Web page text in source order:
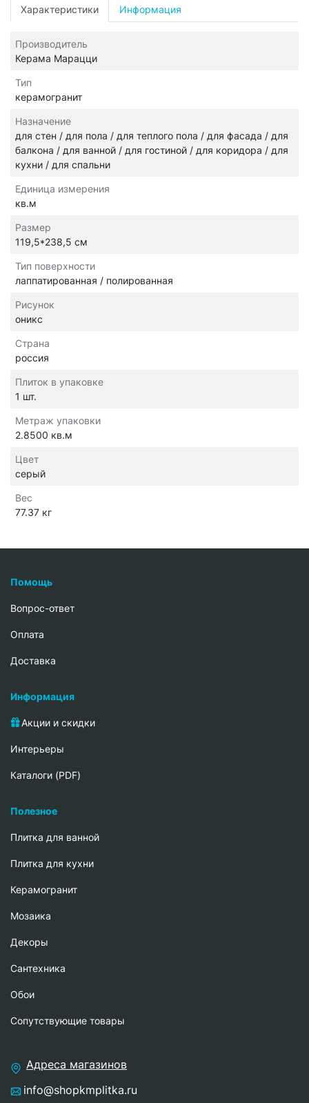
Характеристики Информация
Производитель
Керама Марацци
Тип
керамогранит
Назначение
для стен / для пола / для теплого пола / для фасада / для
балкона / для ванной / для гостиной / для коридора / для
кухни / для спальни
Единица измерения
кв.м
Размер
119,5*238,5 см
Тип поверхности
лаппатированная / полированная
Рисунок
оникс
Страна
россия
Плиток в упаковке
1 шт.
Метраж упаковки
2.8500 кв.м
Цвет
серый
Вес
77.37 кг
Помощь
Вопрос-ответ
Oплата
Доставка
Информация
Акции и скидки
Интерьеры
Каталоги (PDF)
Полезное
Плитка для ванной
Плитка для кухни
Керамогранит
Мозаика
Декоры
Сантехника
Обои
Сопутствующие товары
Адреса магазинов
info@shopkmplitka.ru